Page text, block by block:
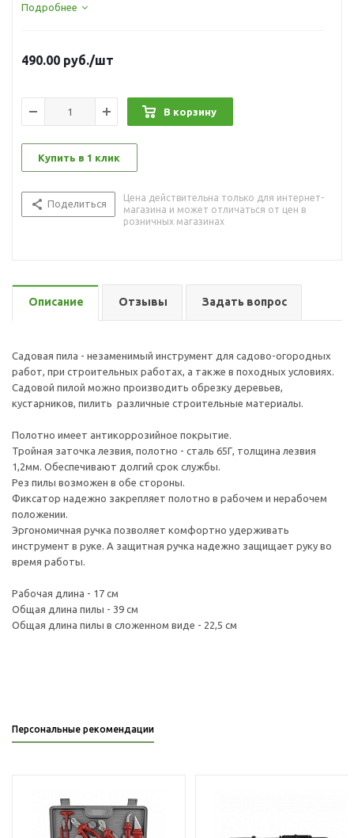
Подробнее
490.00 руб./шт
В корзину
Купить в 1 клик
Поделиться
Цена действительна только для интернет-
магазина и может отличаться от цен в
розничных магазинах
Описание Отзывы Задать вопрос
Садовая пила - незаменимый инструмент для садово-огородных
работ, при строительных работах, а также в походных условиях.
Садовой пилой можно производить обрезку деревьев,
кустарников, пилить различные строительные материалы.
Полотно имеет антикоррозийное покрытие.
Тройная заточка лезвия, полотно - сталь 65Г, толщина лезвия
1,2мм. Обеспечивают долгий срок службы.
Рез пилы возможен в обе стороны.
Фиксатор надежно закрепляет полотно в рабочем и нерабочем
положении.
Эргономичная ручка позволяет комфортно удерживать
инструмент в руке. А защитная ручка надежно защищает руку во
время работы.
Рабочая длина - 17 см
Общая длина пилы - 39 см
Общая длина пилы в сложенном виде - 22,5 см
Персональные рекомендации